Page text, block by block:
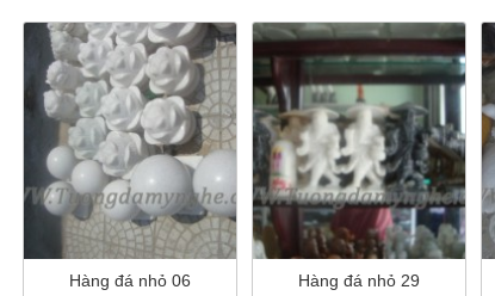
Hàng đá nhỏ 06 Hàng đá nhỏ 29